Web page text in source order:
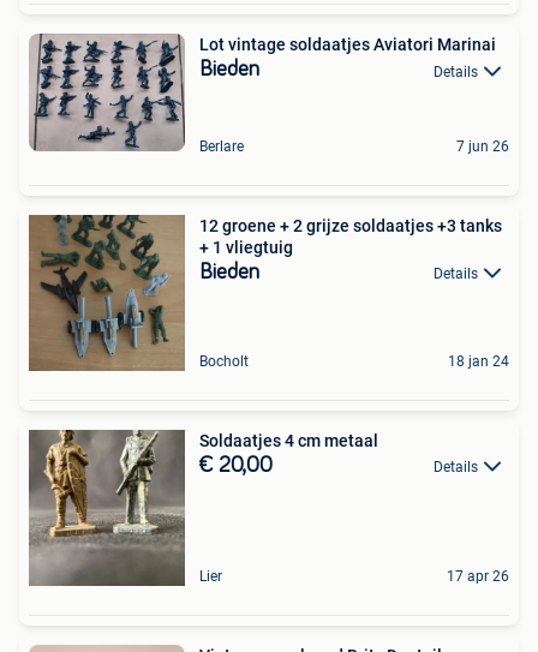
Lot vintage soldaatjes Aviatori Marinai
Bieden Details
Berlare 7 jun 26
12 groene + 2 grijze soldaatjes +3 tanks
+ 1 vliegtuig
Bieden Details
Bocholt 18 jan 24
Soldaatjes 4 cm metaal
€ 20,00 Details
Lier 17 apr 26